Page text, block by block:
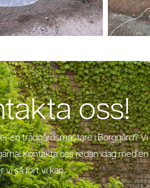
oss!
en trädgårdsmästare i Borggård?
Kontakta oss redan idag med
vi så fort vi kan.